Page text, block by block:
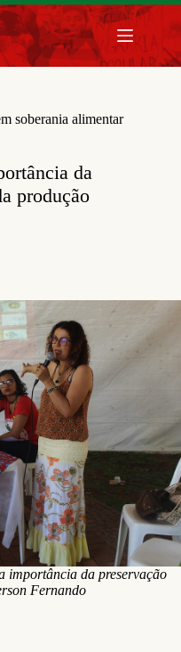
soberania alimentar
da
produção
importância da preservação
Fernando